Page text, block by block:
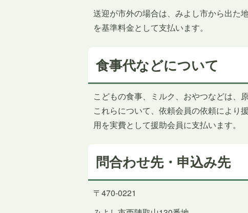
送迎が市外の場合は、みよし市から出た
を基準料金として支払います。
食事代などについて
こどもの食事、ミルク、おやつなどは、
これらについて、依頼会員の依頼により
用を実費として援助会員に支払います。
問合わせ先・申込み先
〒470-0221